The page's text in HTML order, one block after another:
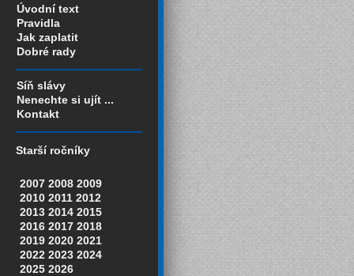
Úvodní text
Pravidla
Jak zaplatit
Dobré rady
Síň slávy
Nenechte si ujít ...
Kontakt
Starší ročníky
2007 2008 2009
2010 2011 2012
2013 2014 2015
2016 2017 2018
2019 2020 2021
2022 2023 2024
2025 2026